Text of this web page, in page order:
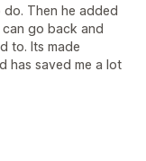
Then he added
go back and
to. Its made
has saved me a lot